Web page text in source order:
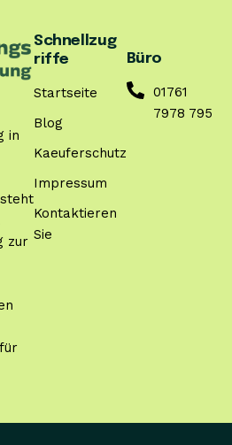
in
zur
Schnellzug
riffe
Startseite
Blog
Kaeuferschutz
Impressum
Kontaktieren
Sie
Büro
01761
7978 795